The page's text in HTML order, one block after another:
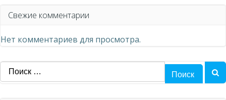
Свежие комментарии
Нет комментариев для просмотра.
Найти: